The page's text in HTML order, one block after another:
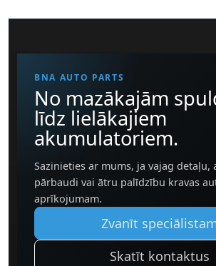
BNA AUTO PARTS
No mazākajām
līdz lielākajiem
akumulatoriem.
Sazinieties ar mums, ja vajag detaļu,
pārbaudi vai ātru palīdzību kravas
aprīkojumam.
Zvanīt
Skatīt kontaktus